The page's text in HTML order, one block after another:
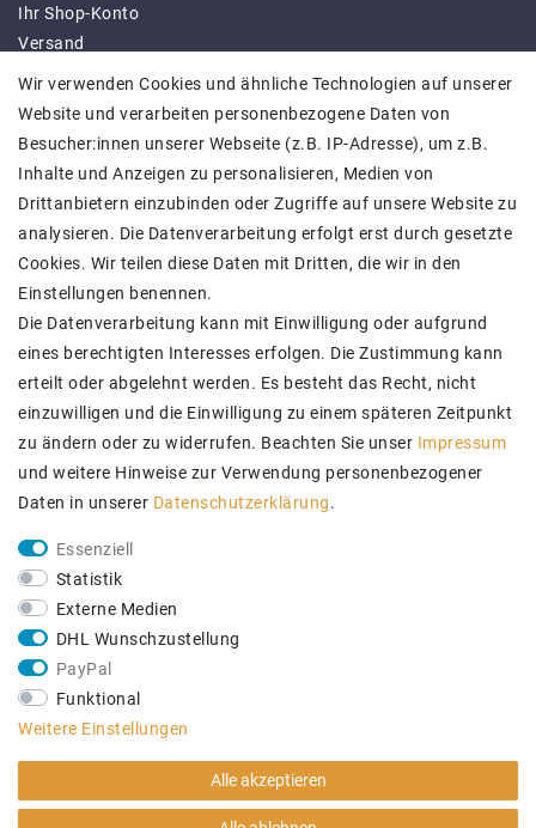
Ihr Shop-Konto
Versand
Impressum
Daten­schutz­erklärung
Barrierefreiheitserklärung
Kontakt
SICHER BEZAHLEN
SICHER EINKAUFEN
Zertifizierter Trusted Shop Händler
Wir verwenden Cookies und ähnliche Technologien auf unserer
Website und verarbeiten personenbezogene Daten von
Besucher:innen unserer Webseite (z.B. IP-Adresse), um z.B.
Inhalte und Anzeigen zu personalisieren, Medien von
Drittanbietern einzubinden oder Zugriffe auf unsere Website zu
analysieren. Die Datenverarbeitung erfolgt erst durch gesetzte
Cookies. Wir teilen diese Daten mit Dritten, die wir in den
Einstellungen benennen.
Die Datenverarbeitung kann mit Einwilligung oder aufgrund
eines berechtigten Interesses erfolgen. Die Zustimmung kann
erteilt oder abgelehnt werden. Es besteht das Recht, nicht
einzuwilligen und die Einwilligung zu einem späteren Zeitpunkt
zu ändern oder zu widerrufen. Beachten Sie unser Impressum
und weitere Hinweise zur Verwendung personenbezogener
Daten in unserer Daten­schutz­erklärung.
Essenziell
Statistik
Externe Medien
DHL Wunschzustellung
PayPal
Funktional
Weitere Einstellungen
Alle akzeptieren